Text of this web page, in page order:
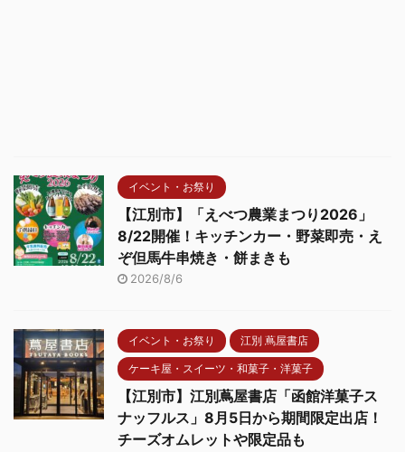
イベント・お祭り
【江別市】「えべつ農業まつり2026」
8/22開催！キッチンカー・野菜即売・え
ぞ但馬牛串焼き・餅まきも
2026/8/6
イベント・お祭り 江別 蔦屋書店
ケーキ屋・スイーツ・和菓子・洋菓子
【江別市】江別蔦屋書店「函館洋菓子ス
ナッフルス」8月5日から期間限定出店！
チーズオムレットや限定品も